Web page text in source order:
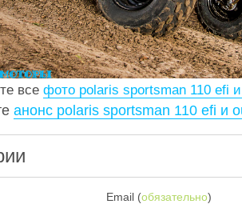
все фото polaris sportsman 110 efi
анонс polaris sportsman 110 efi и
Email (обязательно)